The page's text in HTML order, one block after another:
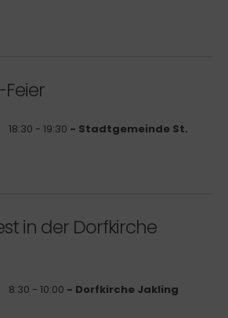
18:30 - 19:30 - Stadtgemeinde St.
in der Dorfkirche
8:30 - 10:00 - Dorfkirche Jakling